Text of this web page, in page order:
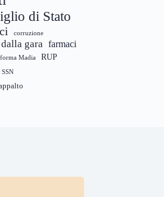
di Stato
corruzione
gara farmaci
Madia RUP
SSN